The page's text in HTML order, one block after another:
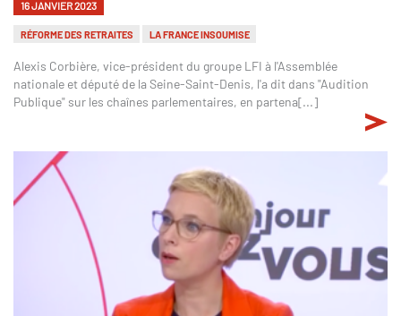
16 JANVIER 2023
RÉFORME DES RETRAITES LA FRANCE INSOUMISE
Alexis Corbière, vice-président du groupe LFI à l'Assemblée
nationale et député de la Seine-Saint-Denis, l'a dit dans "Audition
Publique" sur les chaînes parlementaires, en partena[...]